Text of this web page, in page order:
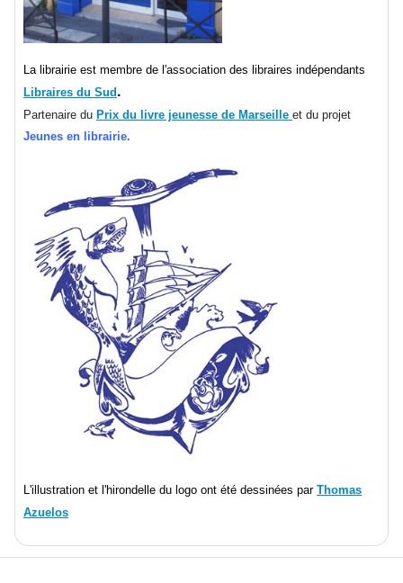
La librairie est membre de l'association des libraires indépendants
Libraires du Sud .
Partenaire du Prix du livre jeunesse de Marseille et du projet
Jeunes en librairie.
L'illustration et l'hirondelle du logo ont été dessinées par Thomas
Azuelos